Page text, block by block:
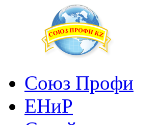
Союз Профи
ЕНиР